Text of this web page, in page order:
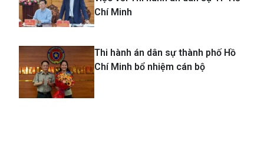
Chí Minh
Thi hành án dân sự thành phố Hồ
Chí Minh bổ nhiệm cán bộ